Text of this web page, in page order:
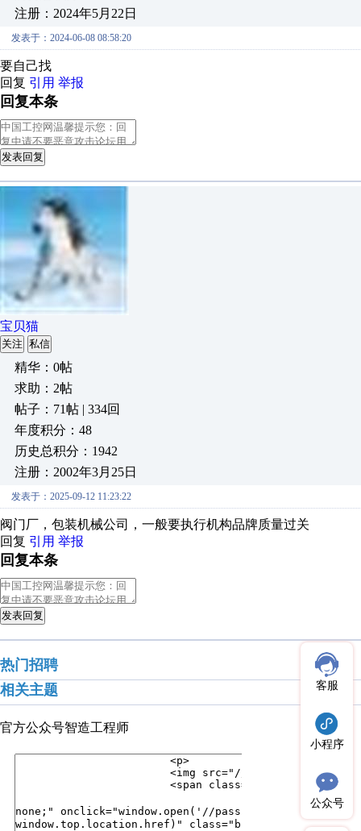
注册：2024年5月22日
发表于：2024-06-08 08:58:20
要自己找
回复 引用 举报
回复本条
发表回复
宝贝猫
关注 私信
精华：0帖
求助：2帖
帖子：71帖 | 334回
年度积分：48
历史总积分：1942
注册：2002年3月25日
发表于：2025-09-12 11:23:22
阀门厂，包装机械公司，一般要执行机构品牌质量过关
回复 引用 举报
回复本条
发表回复
热门招聘
相关主题
官方公众号智造工程师
客服
小程序
公众号